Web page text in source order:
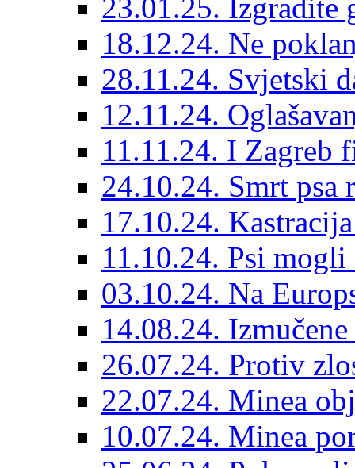
23.01.25. Izgradite
18.12.24. Ne
28.11.24. Svjetski
12.11.24.
11.11.24. I Zagreb
24.10.24. Smrt psa
17.10.24.
11.10.24. Psi
03.10.24. Na
14.08.24.
26.07.24. Protiv
22.07.24. Minea
10.07.24. Minea